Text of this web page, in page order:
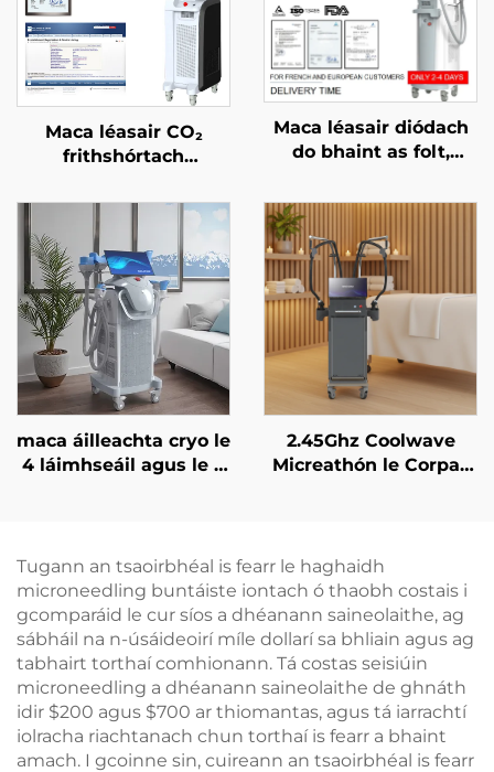
Maca léasair CO₂
frithshórtach
ag an CE Leighis, agus
ag an MMDSAP
Maca léasair diódach
do bhaint as folt,
ag an MDR, agus ag an
MDSAP, 600W, 1200W,
1800W, 3000W, 4 i 1, le
spásanna in ionadú,
755 nm, 808 nm, 940
nm, 1064 nm
maca áilleachta cryo le
4 láimhseáil agus le 8
criothaireacht, le
laghdú meáchan
2.45Ghz Coolwave
Micreathón le Corpas
umhthacht Aghaidh le
haghaidh Caillteanais
Meáchain, Glanadh
Corpais
Tugann an tsaoirbhéal is fearr le haghaidh
microneedling buntáiste iontach ó thaobh costais i
gcomparáid le cur síos a dhéanann saineolaithe, ag
sábháil na n-úsáideoirí míle dollarí sa bhliain agus ag
tabhairt torthaí comhionann. Tá costas seisiúin
microneedling a dhéanann saineolaithe de ghnáth
idir $200 agus $700 ar thiomantas, agus tá iarrachtí
iolracha riachtanach chun torthaí is fearr a bhaint
amach. I gcoinne sin, cuireann an tsaoirbhéal is fearr